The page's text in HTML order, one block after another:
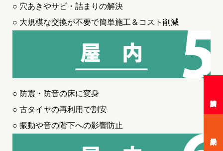
○ 穴あきやサビ・詰まりの解決
○ 大規模な交換が不要で簡単施工＆コスト削減
○ 防震・防音の床に変身
○ 古タイヤの再利用で割安
○ 振動や音の階下への影響防止